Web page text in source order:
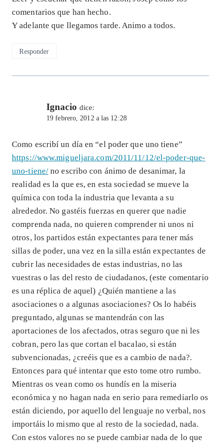
comentarios que han hecho.
Y adelante que llegamos tarde. Animo a todos.
Responder
Ignacio dice:
19 febrero, 2012 a las 12:28
Como escribí un día en “el poder que uno tiene”
https://www.migueljara.com/2011/11/12/el-poder-que-
uno-tiene/ no escribo con ánimo de desanimar, la
realidad es la que es, en esta sociedad se mueve la
química con toda la industria que levanta a su
alrededor. No gastéis fuerzas en querer que nadie
comprenda nada, no quieren comprender ni unos ni
otros, los partidos están expectantes para tener más
sillas de poder, una vez en la silla están expectantes de
cubrir las necesidades de estas industrias, no las
vuestras o las del resto de ciudadanos, (este comentario
es una réplica de aquel) ¿Quién mantiene a las
asociaciones o a algunas asociaciones? Os lo habéis
preguntado, algunas se mantendrán con las
aportaciones de los afectados, otras seguro que ni les
cobran, pero las que cortan el bacalao, si están
subvencionadas, ¿creéis que es a cambio de nada?.
Entonces para qué intentar que esto tome otro rumbo.
Mientras os vean como os hundís en la miseria
económica y no hagan nada en serio para remediarlo os
están diciendo, por aquello del lenguaje no verbal, nos
importáis lo mismo que al resto de la sociedad, nada.
Con estos valores no se puede cambiar nada de lo que